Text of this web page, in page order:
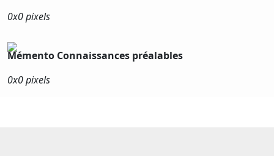
0x0 pixels
Mémento Connaissances préalables
0x0 pixels